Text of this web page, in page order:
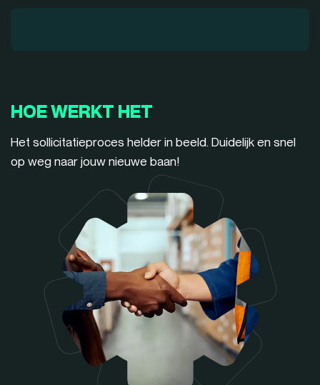
HOE WERKT HET
Het sollicitatieproces helder in beeld. Duidelijk en snel
op weg naar jouw nieuwe baan!